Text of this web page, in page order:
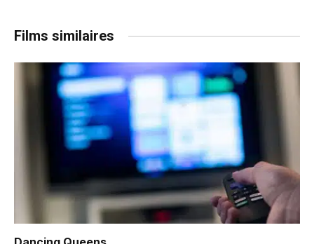
Films similaires